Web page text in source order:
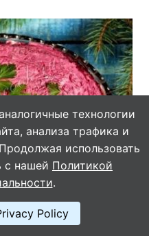
технологии
анализа трафика и
использовать
с нашей Политикой
.
Policy